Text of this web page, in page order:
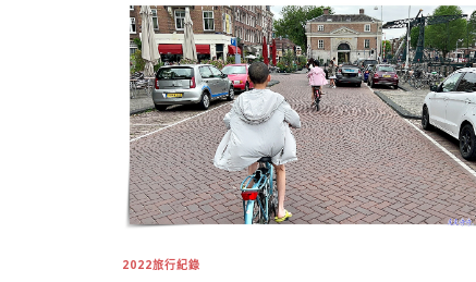
2022旅行紀錄